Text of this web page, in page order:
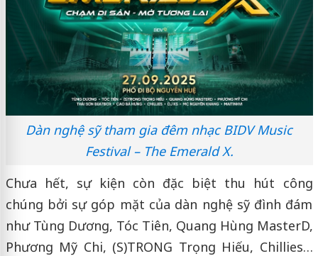
Dàn nghệ sỹ tham gia đêm nhạc BIDV Music
Festival – The Emerald X.
Chưa hết, sự kiện còn đặc biệt thu hút công
chúng bởi sự góp mặt của dàn nghệ sỹ đình đám
như Tùng Dương, Tóc Tiên, Quang Hùng MasterD,
Phương Mỹ Chi, (S)TRONG Trọng Hiếu, Chillies…